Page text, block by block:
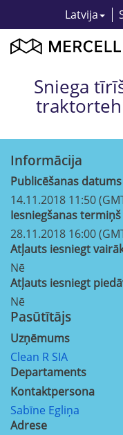
Latvija
Sniega
Informācija
Publicēšanas datums
14.11.2018 11:50
Iesniegšanas termiņš
28.11.2018 16:00
Atļauts iesniegt
Nē
Atļauts iesniegt
Nē
Pasūtītājs
Uzņēmums
Clean R SIA
Departaments
Kontaktpersona
Sabīne Egliņa
Adrese